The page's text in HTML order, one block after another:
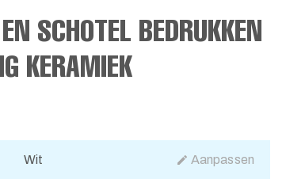
SCHOTEL BEDRUKKEN
KERAMIEK
Wit Aanpassen